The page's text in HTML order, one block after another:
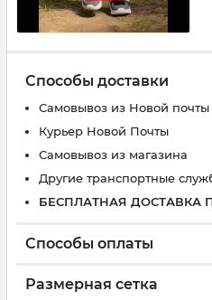
Способы доставки
Самовывоз из Новой почты
Курьер Новой Почты
Самовывоз из магазина
Другие транспортные
БЕСПЛАТНАЯ ДОСТАВКА
Способы оплаты
Размерная сетка